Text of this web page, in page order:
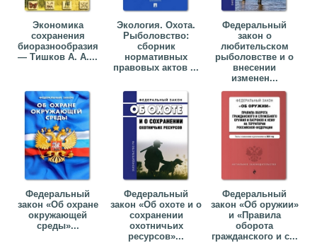
Экономика
сохранения
биоразнообразия
— Тишков А. А....
Экология. Охота.
Рыболовство:
сборник
нормативных
правовых актов ...
Федеральный
закон о
любительском
рыболовстве и о
внесении
изменен...
Федеральный
закон «Об охране
окружающей
среды»...
Федеральный
закон «Об охоте и о
сохранении
охотничьих
ресурсов»...
Федеральный
закон «Об оружии»
и «Правила
оборота
гражданского и с...